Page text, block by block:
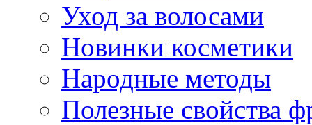
Уход за волосами
Новинки косметики
Народные методы
Полезные свойства